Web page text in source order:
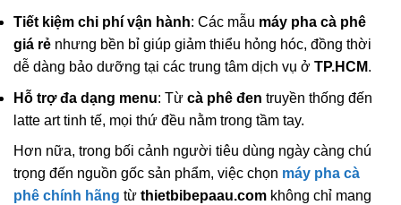
Tiết kiệm chi phí vận hành: Các mẫu máy pha cà phê
giá rẻ nhưng bền bỉ giúp giảm thiểu hỏng hóc, đồng thời
dễ dàng bảo dưỡng tại các trung tâm dịch vụ ở TP.HCM.
Hỗ trợ đa dạng menu: Từ cà phê đen truyền thống đến
latte art tinh tế, mọi thứ đều nằm trong tầm tay.
Hơn nữa, trong bối cảnh người tiêu dùng ngày càng chú
trọng đến nguồn gốc sản phẩm, việc chọn máy pha cà
phê chính hãng từ thietbibepaau.com không chỉ mang